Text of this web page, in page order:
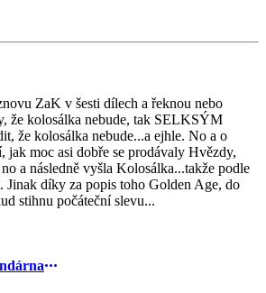
ZaK v šesti dílech a řeknou nebo
že kolosálka nebude, tak SELKSÝM
že kolosálka nebude...a ejhle. No a o
jak moc asi dobře se prodávaly Hvězdy,
a následně vyšla Kolosálka...takže podle
Jinak díky za popis toho Golden Age, do
stihnu počáteční slevu...